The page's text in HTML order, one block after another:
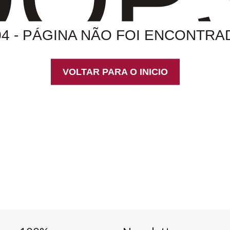
- PÁGINA NÃO FOI
VOLTAR PARA O INICIO